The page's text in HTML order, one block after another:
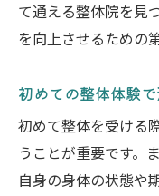
て通える整体院を見
を向上させるための
初めての整体体験
初めて整体を受ける
うことが重要です。
自身の身体の状態や